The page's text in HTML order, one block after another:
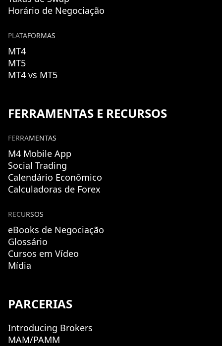
Horário de Negociação
PLATAFORMAS
MT4
MT5
MT4 vs MT5
FERRAMENTAS E RECURSOS
FERRAMENTAS
M4 Mobile App
Social Trading
Calendário Econômico
Calculadoras de Forex
RECURSOS
eBooks de Negociação
Glossário
Cursos em Vídeo
Mídia
PARCERIAS
Introducing Brokers
MAM/PAMM